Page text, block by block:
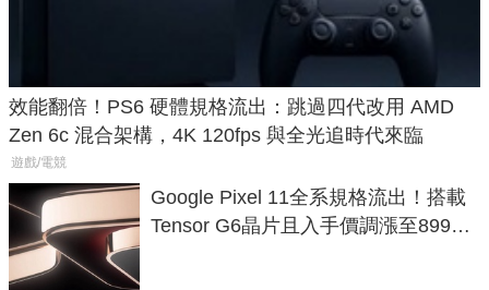
效能翻倍！PS6 硬體規格流出：跳過四代改用 AMD
Zen 6c 混合架構，4K 120fps 與全光追時代來臨
遊戲/電競
Google Pixel 11全系規格流出！搭載
Tensor G6晶片且入手價調漲至899美